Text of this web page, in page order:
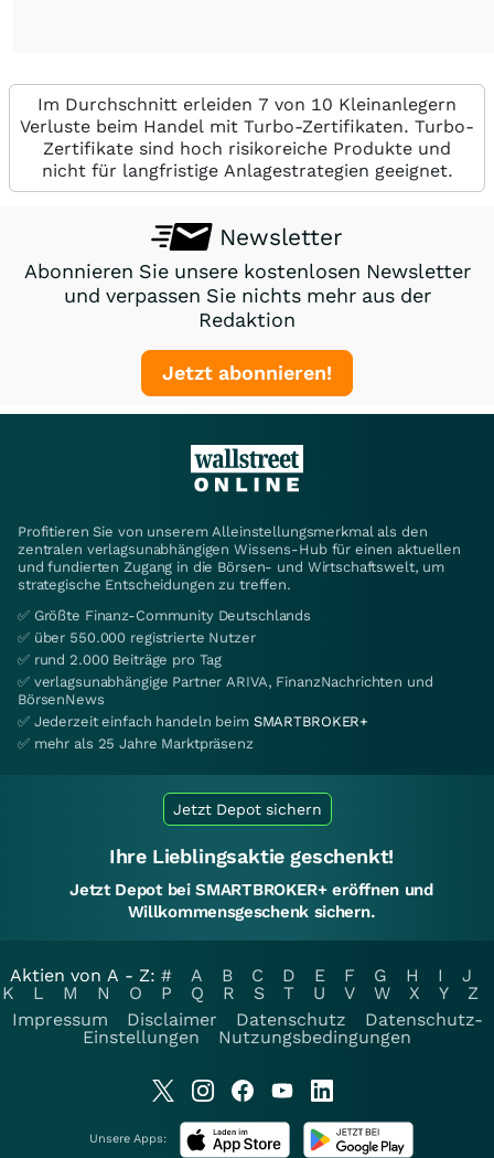
Im Durchschnitt erleiden 7 von 10 Kleinanlegern
Verluste beim Handel mit Turbo-Zertifikaten. Turbo-
Zertifikate sind hoch risikoreiche Produkte und
nicht für langfristige Anlagestrategien geeignet.
Newsletter
Abonnieren Sie unsere kostenlosen Newsletter
und verpassen Sie nichts mehr aus der
Redaktion
Jetzt abonnieren!
Profitieren Sie von unserem Alleinstellungsmerkmal als den
zentralen verlagsunabhängigen Wissens-Hub für einen aktuellen
und fundierten Zugang in die Börsen- und Wirtschaftswelt, um
strategische Entscheidungen zu treffen.
✅ Größte Finanz-Community Deutschlands
✅ über 550.000 registrierte Nutzer
✅ rund 2.000 Beiträge pro Tag
✅ verlagsunabhängige Partner ARIVA, FinanzNachrichten und
BörsenNews
✅ Jederzeit einfach handeln beim SMARTBROKER+
✅ mehr als 25 Jahre Marktpräsenz
Jetzt Depot sichern
Ihre Lieblingsaktie geschenkt!
Jetzt Depot bei SMARTBROKER+ eröffnen und
Willkommensgeschenk sichern.
Aktien von A - Z: # A B C D E F G H I
J
K
L M N O P Q R S T U V W X Y
Z
Impressum
Disclaimer Datenschutz
Datenschutz-
Einstellungen
Nutzungsbedingungen
Unsere Apps: